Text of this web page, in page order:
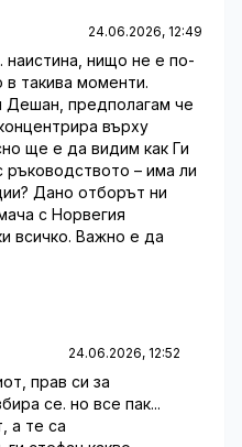
24.06.2026, 12:49
наистина, нищо не е по-
такива моменти.
Дешан, предполагам че
върху
ще е да видим как Ги
– има ли
Дано отборът ни
с Норвегия
всичко. Важно е да
24.06.2026, 12:52
прав си за
се. но все пак...
а те са